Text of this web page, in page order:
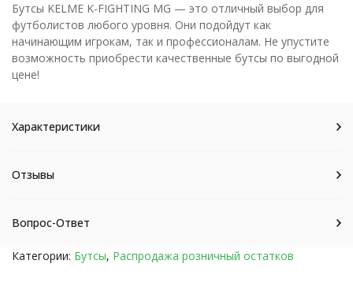
Бутсы KELME K-FIGHTING MG — это отличный выбор для
футболистов любого уровня. Они подойдут как
начинающим игрокам, так и профессионалам. Не упустите
возможность приобрести качественные бутсы по выгодной
цене!
Характеристики
Отзывы
Вопрос-Ответ
Категории: Бутсы, Распродажа розничный остатков